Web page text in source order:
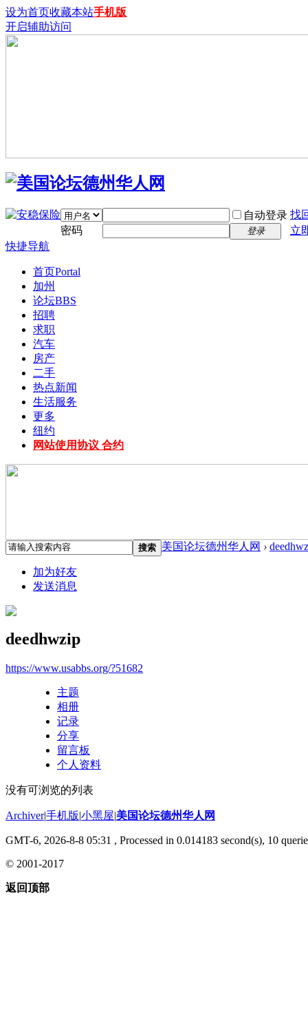
设为首页收藏本站手机版
开启辅助访问
自动登录 找
密码
登录
立
快捷导航
首页Portal
加州
论坛BBS
招聘
求职
汽车
房产
二手
热点新闻
生活服务
更多
纽约
网站使用协议 合约
搜索 美国论坛德州华人网 ›
加为好友
发送消息
deedhwzip
https://www.usabbs.org/?51682
主题
相册
记录
分享
留言板
个人资料
没有可浏览的列表
Archiver|手机版|小黑屋|美国论坛德州华人网
GMT-6, 2026-8-8 05:31 , Processed in 0.014183 second(s), 10
© 2001-2017
返回顶部